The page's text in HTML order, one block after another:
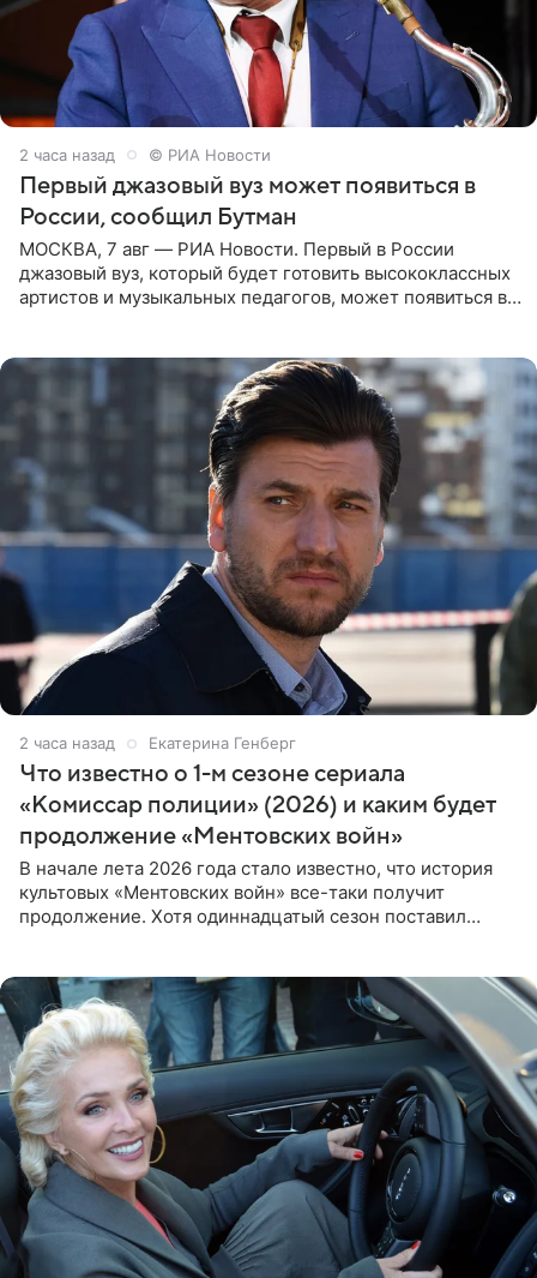
2 часа назад © РИА Новости
Первый джазовый вуз может появиться в
России, сообщил Бутман
МОСКВА, 7 авг — РИА Новости. Первый в России
джазовый вуз, который будет готовить высококлассных
артистов и музыкальных педагогов, может появиться в
2 часа назад Екатерина Генберг
Что известно о 1-м сезоне сериала
«Комиссар полиции» (2026) и каким будет
продолжение «Ментовских войн»
В начале лета 2026 года стало известно, что история
культовых «Ментовских войн» все-таки получит
продолжение. Хотя одиннадцатый сезон поставил